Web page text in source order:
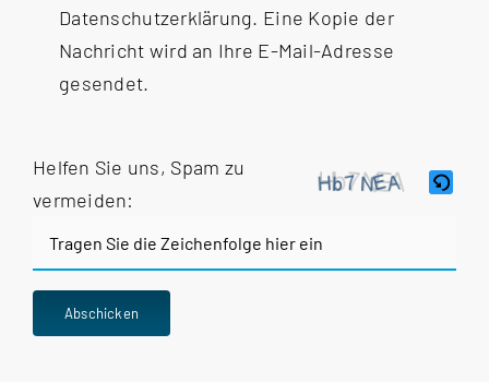
Datenschutzerklärung. Eine Kopie der
Nachricht wird an Ihre E-Mail-Adresse
gesendet.
Helfen Sie uns, Spam zu
vermeiden:
Bitte
Abschicken